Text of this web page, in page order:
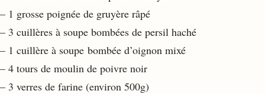
– 1 grosse poignée de gruyère râpé
– 3 cuillères à soupe bombées de persil haché
– 1 cuillère à soupe bombée d’oignon mixé
– 4 tours de moulin de poivre noir
– 3 verres de farine (environ 500g)